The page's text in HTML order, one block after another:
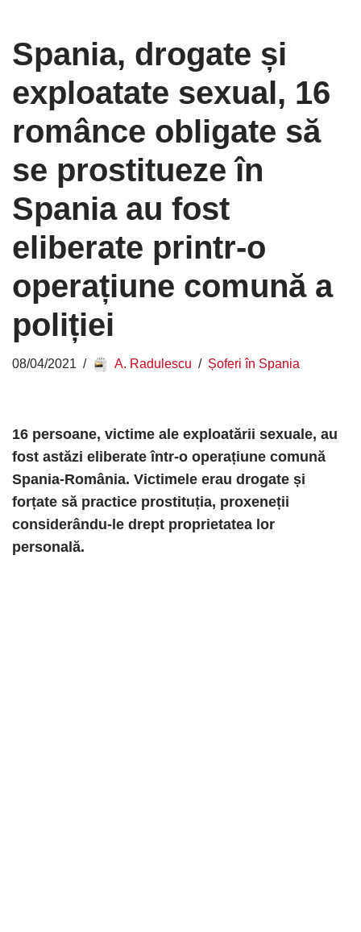
Spania, drogate și
exploatate sexual, 16
românce obligate să
se prostitueze în
Spania au fost
eliberate printr-o
operațiune comună a
poliției
08/04/2021 A. Radulescu Șoferi în Spania
16 persoane, victime ale exploatării sexuale, au
fost astăzi eliberate într-o operațiune comună
Spania-România. Victimele erau drogate și
forțate să practice prostituția, proxeneții
considerându-le drept proprietatea lor
personală.